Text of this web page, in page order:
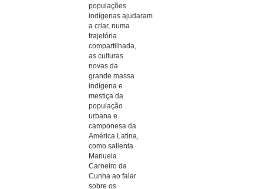
populações
indígenas ajudaram
a criar, numa
trajetória
compartilhada,
as culturas
novas da
grande massa
indígena e
mestiça da
população
urbana e
camponesa da
América Latina,
como salienta
Manuela
Carneiro da
Cunha ao falar
sobre os